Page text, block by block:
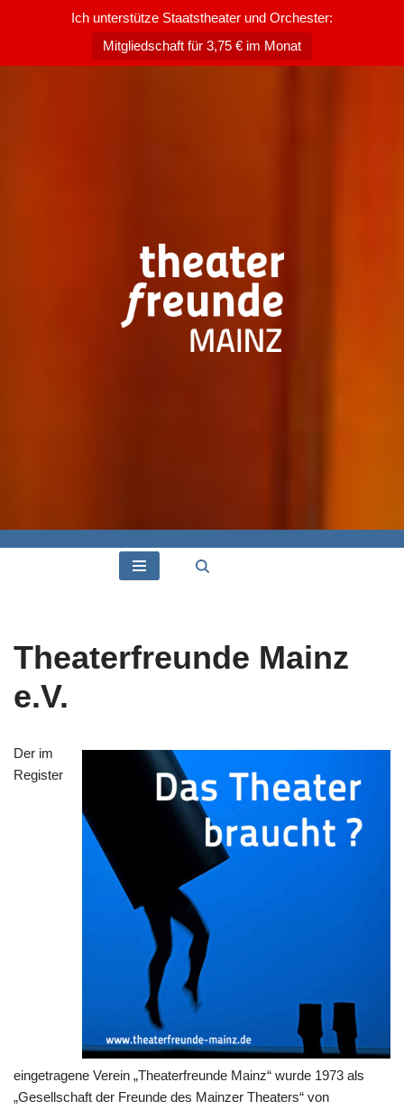
Ich unterstütze Staatstheater und Orchester:
Mitgliedschaft für 3,75 € im Monat
Theaterfreunde Mainz
e.V.
Der im
Register
eingetragene Verein „Theaterfreunde Mainz“ wurde 1973 als
„Gesellschaft der Freunde des Mainzer Theaters“ von